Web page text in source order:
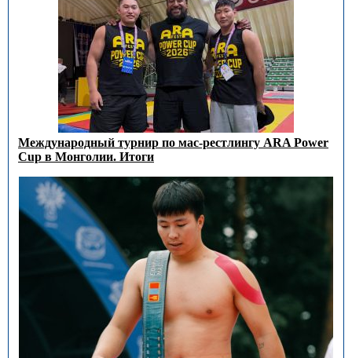
Международный турнир по мас-рестлингу ARA Power
Cup в Монголии. Итоги